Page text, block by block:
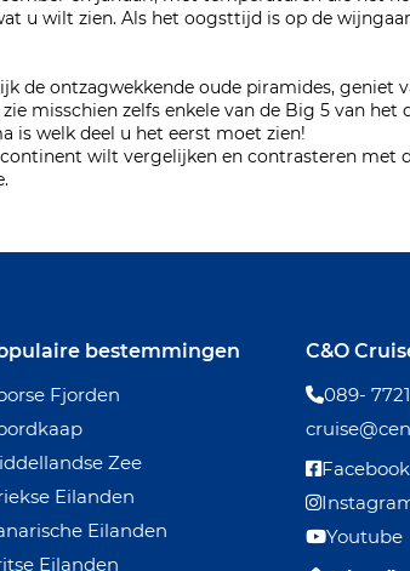
u wilt zien. Als het oogsttijd is op de
de ontzagwekkende oude piramides,
misschien zelfs enkele van de Big 5 van
is welk deel u het eerst moet zien!
wilt vergelijken en contrasteren met
bestemmingen
Fjorden
Zee
Eilanden
Eilanden
Eilanden
C&O
089-
Facebook
Youtube